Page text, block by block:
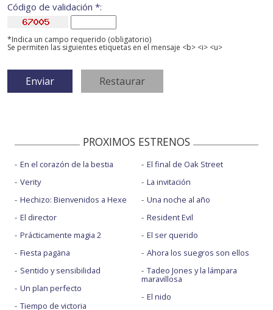
Código de validación *:
*Indica un campo requerido (obligatorio)
Se permiten las siguientes etiquetas en el mensaje <b> <i> <u>
PROXIMOS ESTRENOS
En el corazón de la bestia
Verity
Hechizo: Bienvenidos a Hexe
El director
Prácticamente magia 2
Fiesta pagäna
Sentido y sensibilidad
Un plan perfecto
Tiempo de victoria
El final de Oak Street
La invitación
Una noche al año
Resident Evil
El ser querido
Ahora los suegros son ellos
Tadeo Jones y la lámpara
maravillosa
El nido